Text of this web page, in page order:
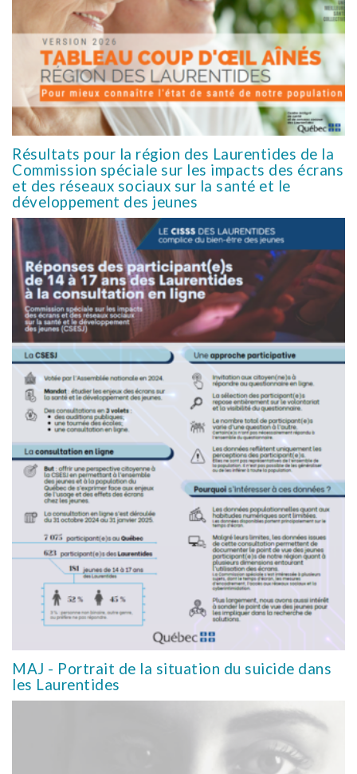
Résultats pour la région des Laurentides de la
Commission spéciale sur les impacts des écrans
et des réseaux sociaux sur la santé et le
développement des jeunes
MAJ - Portrait de la situation du suicide dans
les Laurentides